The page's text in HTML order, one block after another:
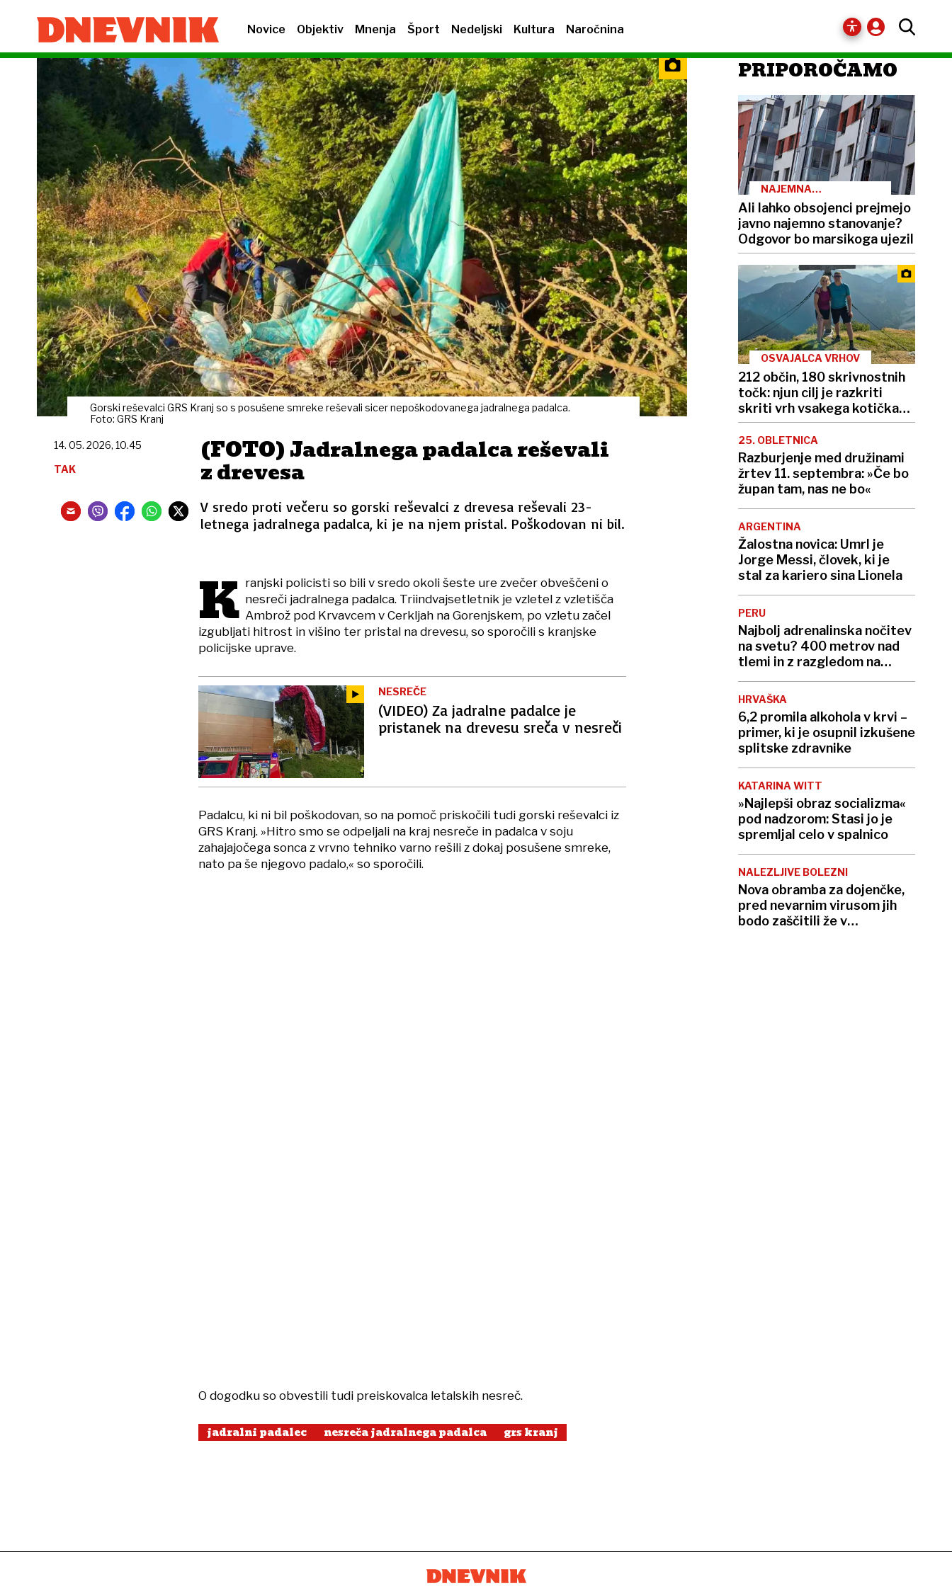
Novice Objektiv Mnenja Šport Nedeljski Kultura Naročnina
Gorski reševalci GRS Kranj so s posušene smreke reševali sicer nepoškodovanega jadralnega padalca.
Foto: GRS Kranj
(FOTO) Jadralnega padalca reševali
z drevesa
V sredo proti večeru so gorski reševalci z drevesa reševali 23-
letnega jadralnega padalca, ki je na njem pristal. Poškodovan ni bil.
14. 05. 2026, 10.45
TAK
K ranjski policisti so bili v sredo okoli šeste ure zvečer obveščeni o
nesreči jadralnega padalca. Triindvajsetletnik je vzletel z vzletišča
Ambrož pod Krvavcem v Cerkljah na Gorenjskem, po vzletu začel
izgubljati hitrost in višino ter pristal na drevesu, so sporočili s kranjske
policijske uprave.
NESREČE
(VIDEO) Za jadralne padalce je
pristanek na drevesu sreča v nesreči
Padalcu, ki ni bil poškodovan, so na pomoč priskočili tudi gorski reševalci iz
GRS Kranj. »Hitro smo se odpeljali na kraj nesreče in padalca v soju
zahajajočega sonca z vrvno tehniko varno rešili z dokaj posušene smreke,
nato pa še njegovo padalo,« so sporočili.
O dogodku so obvestili tudi preiskovalca letalskih nesreč.
jadralni padalec nesreča jadralnega padalca grs kranj
PRIPOROČAMO
NAJEMNA
STANOVANJA
Ali lahko obsojenci prejmejo
javno najemno stanovanje?
Odgovor bo marsikoga ujezil
OSVAJALCA VRHOV
212 občin, 180 skrivnostnih
točk: njun cilj je razkriti
skriti vrh vsakega kotička
Slovenije
25. OBLETNICA
Razburjenje med družinami
žrtev 11. septembra: »Če bo
župan tam, nas ne bo«
ARGENTINA
Žalostna novica: Umrl je
Jorge Messi, človek, ki je
stal za kariero sina Lionela
PERU
Najbolj adrenalinska nočitev
na svetu? 400 metrov nad
tlemi in z razgledom na
globok prepad
HRVAŠKA
6,2 promila alkohola v krvi –
primer, ki je osupnil izkušene
splitske zdravnike
KATARINA WITT
»Najlepši obraz socializma«
pod nadzorom: Stasi jo je
spremljal celo v spalnico
NALEZLJIVE BOLEZNI
Nova obramba za dojenčke,
pred nevarnim virusom jih
bodo zaščitili že v